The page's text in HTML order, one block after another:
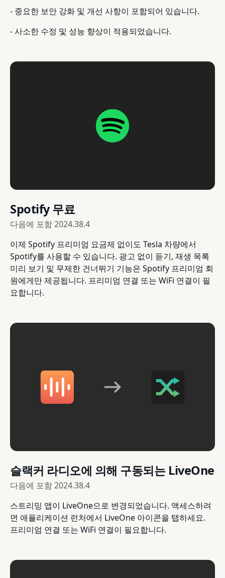
- 중요한 보안 강화 및 개선 사항이 포함되어 있습니다.
- 사소한 수정 및 성능 향상이 적용되었습니다.
Spotify 무료
다음에 포함2024.38.4
이제 Spotify 프리미엄 요금제 없이도 Tesla 차량에서
Spotify를 사용할 수 있습니다. 광고 없이 듣기, 재생 목록
미리 보기 및 무제한 건너뛰기 기능은 Spotify 프리미엄 회
원에게만 제공됩니다. 프리미엄 연결 또는 WiFi 연결이 필
요합니다.
슬랙커 라디오에 의해 구동되는 LiveOne
다음에 포함2024.38.4
스트리밍 앱이 LiveOne으로 변경되었습니다. 액세스하려
면 애플리케이션 런처에서 LiveOne 아이콘을 탭하세요.
프리미엄 연결 또는 WiFi 연결이 필요합니다.